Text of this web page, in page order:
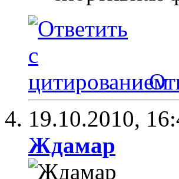
19.10.2010,
Ждамар